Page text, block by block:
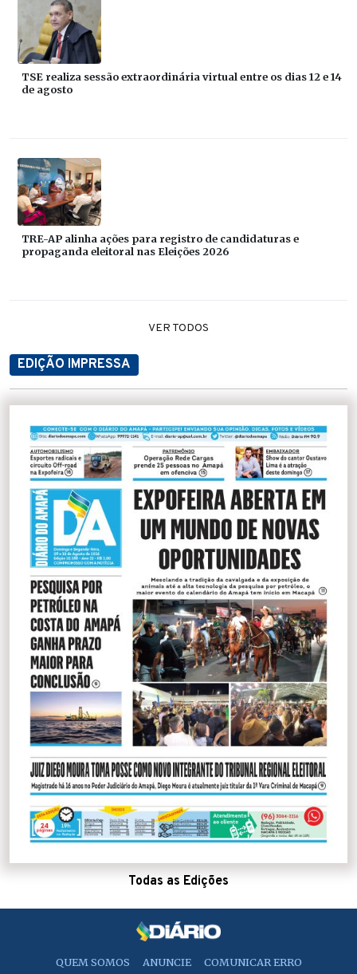
TSE realiza sessão extraordinária virtual entre os dias 12 e 14
de agosto
TRE-AP alinha ações para registro de candidaturas e
propaganda eleitoral nas Eleições 2026
VER TODOS
EDIÇÃO IMPRESSA
Todas as Edições
QUEM SOMOS ANUNCIE COMUNICAR ERRO